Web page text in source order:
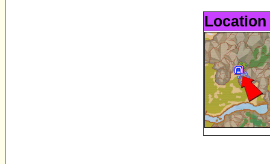
Location